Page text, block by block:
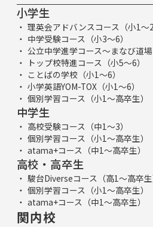
小学生
理英会アドバンスコース（小1～2
中学受験コース（小3～6）
公立中学進学コース～まなび道場
トップ校特進コース（小5～6）
ことばの学校（小1～6）
小学英語YOM-TOX（小1～6）
個別学習コース（小1～高卒生）
中学生
高校受験コース（中1～3）
個別学習コース（小1～高卒生）
atama+コース（中1～高卒生）
高校・高卒生
駿台Diverseコース（高1～高卒生
個別学習コース（小1～高卒生）
atama+コース（中1～高卒生）
関内校